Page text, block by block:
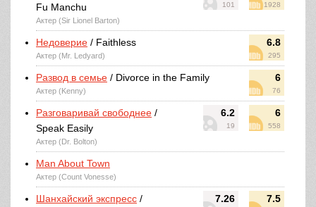
101 1928
Fu Manchu
Актер (Sir Lionel Barton)
6.8
295
Недоверие / Faithless
Актер (Mr. Ledyard)
6
76
Развод в семье / Divorce in the Family
Актер (Kenny)
6.2
19
6
558
Разговаривай свободнее /
Speak Easily
Актер (Dr. Bolton)
Man About Town
Актер (Count Vonesse)
7.26 7.5
Шанхайский экспресс /